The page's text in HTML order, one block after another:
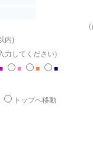
内)
力してください)
■ ■ ■
トップへ移動